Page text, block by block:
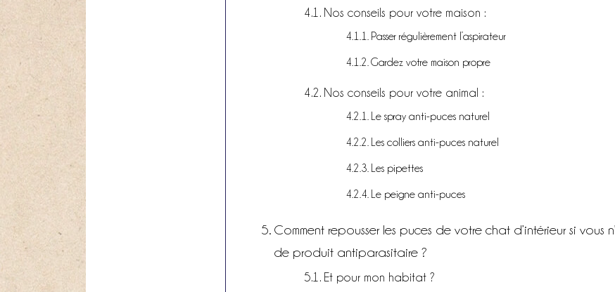
Nos conseils pour votre maison :
Passer régulièrement l’aspirateur
Gardez votre maison propre
Nos conseils pour votre animal :
Le spray anti-puces naturel
Les colliers anti-puces naturel
Les pipettes
Le peigne anti-puces
Comment repousser les puces de votre chat d’intérieur si vous
de produit antiparasitaire ?
Et pour mon habitat ?